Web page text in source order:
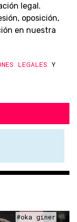
legal.
oposición,
en nuestra
LEGALES Y
#oka giner